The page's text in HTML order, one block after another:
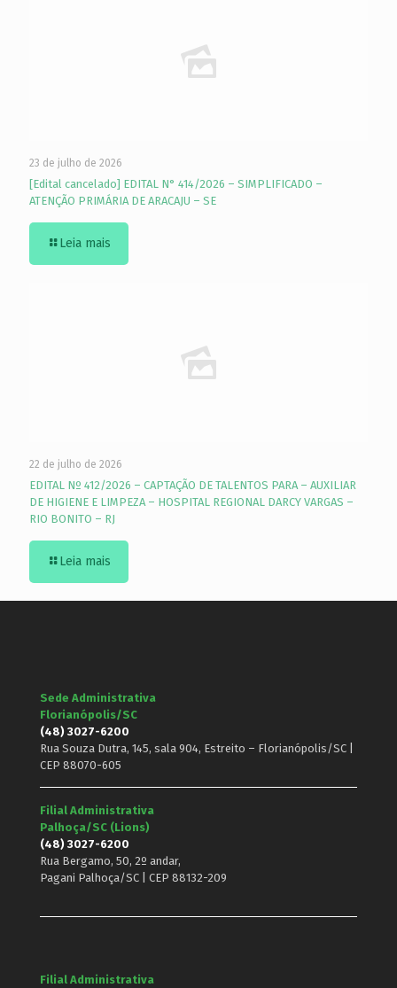
23 de julho de 2026
[Edital cancelado] EDITAL N° 414/2026 – SIMPLIFICADO –
ATENÇÃO PRIMÁRIA DE ARACAJU – SE
Leia mais
22 de julho de 2026
EDITAL Nº 412/2026 – CAPTAÇÃO DE TALENTOS PARA – AUXILIAR
DE HIGIENE E LIMPEZA – HOSPITAL REGIONAL DARCY VARGAS –
RIO BONITO – RJ
Leia mais
Sede Administrativa
Florianópolis/SC
(48) 3027-6200
Rua Souza Dutra, 145, sala 904, Estreito – Florianópolis/SC |
CEP 88070-605
Filial Administrativa
Palhoça/SC (Lions)
(48) 3027-6200
Rua Bergamo, 50, 2º andar,
Pagani Palhoça/SC | CEP 88132-209
Filial Administrativa